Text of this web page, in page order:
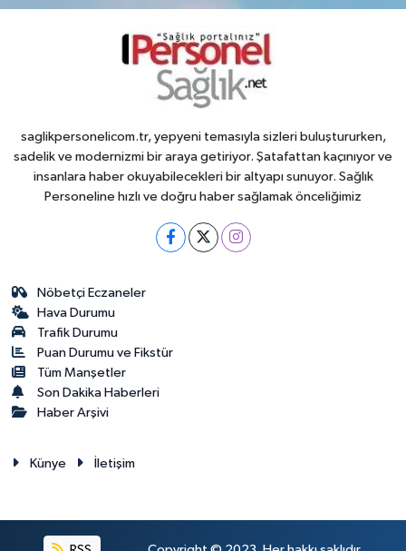
saglikpersonelicom.tr, yepyeni temasıyla sizleri buluştururken,
sadelik ve modernizmi bir araya getiriyor. Şatafattan kaçınıyor ve
insanlara haber okuyabilecekleri bir altyapı sunuyor. Sağlık
Personeline hızlı ve doğru haber sağlamak önceliğimiz
Nöbetçi Eczaneler
Hava Durumu
Trafik Durumu
Puan Durumu ve Fikstür
Tüm Manşetler
Son Dakika Haberleri
Haber Arşivi
Künye İletişim